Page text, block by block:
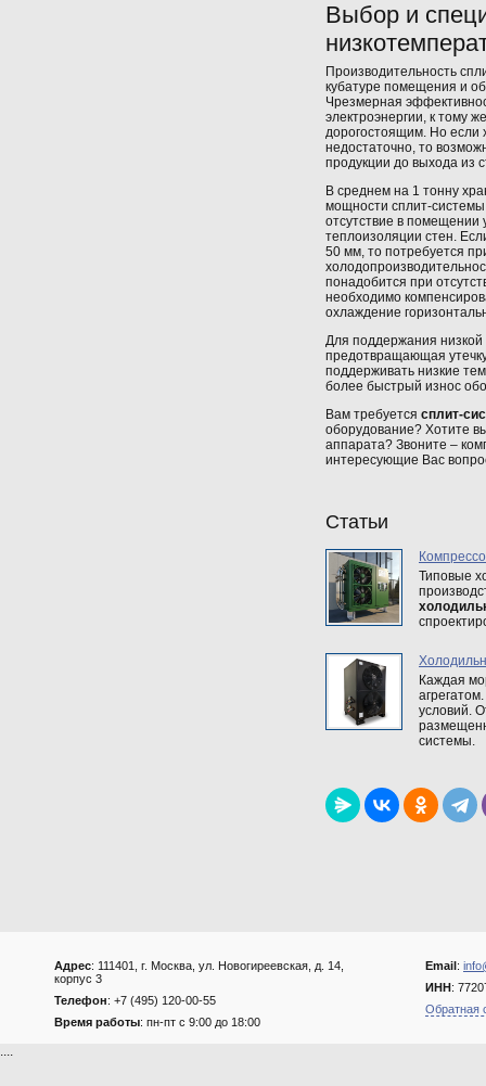
Выбор и
Производительность
кубатуре помещения и
Чрезмерная
электроэнергии, к тому
дорогостоящим. Но если
недостаточно, то
продукции до выхода из
В среднем на 1 тонну
мощности сплит-
отсутствие в помещении
теплоизоляции стен.
50 мм, то потребуется
понадобится при
необходимо
охлаждение
Для поддержания
предотвращающая
поддерживать низкие
более быстрый износ
Вам требуется сплит-
оборудование? Хотите
аппарата? Звоните –
интересующие Вас
Статьи
Типовые
Каждая
условий.
системы.
Адрес: 111401, г. Москва, ул. Новогиреевская, д. 14,
корпус 3
Телефон: +7 (495) 120-00-55
Время работы: пн-пт с 9:00 до 18:00
Email:
ИНН:
Обратная
....